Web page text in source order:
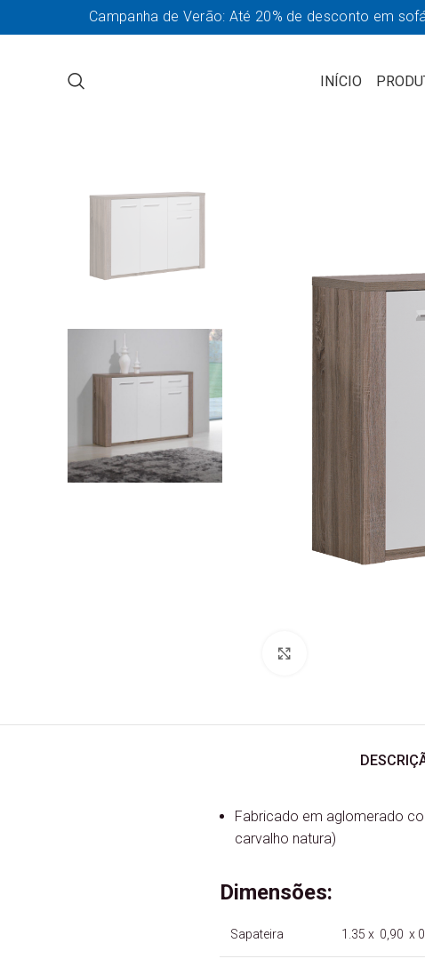
INÍCIO
Fabricado em aglomerado
carvalho natura)
Dimensões:
Sapateira 1.35 x 0,90 x
Campanha de Verão: Até 20% de desconto em